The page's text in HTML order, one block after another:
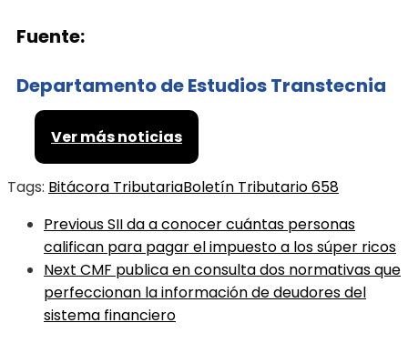
Fuente:
Departamento de Estudios Transtecnia
Ver más noticias
Tags: Bitácora TributariaBoletín Tributario 658
PreviousSII da a conocer cuántas personas
califican para pagar el impuesto a los súper ricos
Next CMF publica en consulta dos normativas que
perfeccionan la información de deudores del
sistema financiero